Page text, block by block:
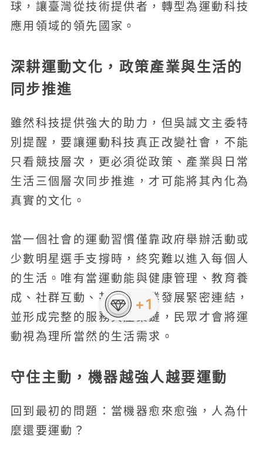
球，讓臺灣從技術提供者，轉型為運動科技
應用領域的領先國家。
深耕運動文化，政策產業與生活的
同步推進
雖然科技提供強大的助力，但吳誠文主委特
別提醒，要讓運動科技真正改變社會，不能
只看競技層次，更必須從政策、產業與日常
生活三個層次同步推進，才可能將其內化為
真實的文化。
當一個社會的運動習慣僅靠政府舉辦活動或
少數明星選手支撐時，終究難以進入每個人
的生活。唯有當運動能與健康管理、教育養
成、社群互動、甚至是職業發展緊密連結，
並形成完整的服務與產業鏈，民眾才會將運
動視為理所當然的生活需求。
守住主動，機器越強人越要運動
回到最初的問題：當機器愈來愈強，人為什
麼還要運動？
+1